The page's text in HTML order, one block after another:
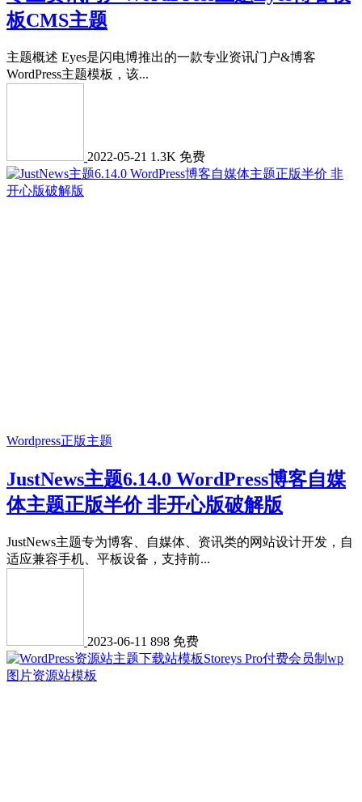
板CMS主题
主题概述 Eyes是闪电博推出的一款专业资讯门户&博客
WordPress主题模板，该...
2022-05-21 1.3K 免费
Wordpress正版主题
JustNews主题6.14.0 WordPress博客自媒
体主题正版半价 非开心版破解版
JustNews主题专为博客、自媒体、资讯类的网站设计开发，自
适应兼容手机、平板设备，支持前...
2023-06-11 898 免费